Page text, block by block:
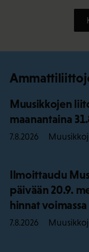
Muusikkojen
maanantaina
7.8.2026
Ilmoittaudu
päivään 20.9.
hinnat voimassa
7.8.2026